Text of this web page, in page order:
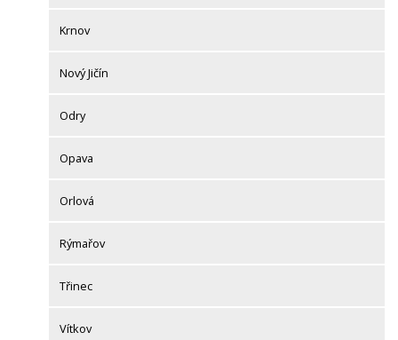
Krnov
Nový Jičín
Odry
Opava
Orlová
Rýmařov
Třinec
Vítkov